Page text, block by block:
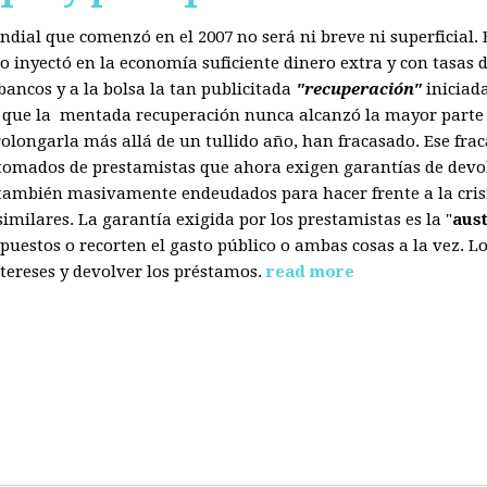
que comenzó en el 2007 no será ni breve ni
en la economía suficiente dinero extra y con tasas
y a la bolsa la tan publicitada "recuperación"
la mentada recuperación nunca alcanzó la mayor
más allá de un tullido año, han fracasado. Ese
de prestamistas que ahora exigen garantías de
masivamente endeudados para hacer frente a la
La garantía exigida por los prestamistas es la "
o recorten el gasto público o ambas cosas a la vez.
y devolver los préstamos. read more